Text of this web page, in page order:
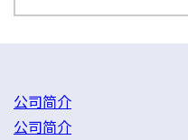
公司简介
公司简介